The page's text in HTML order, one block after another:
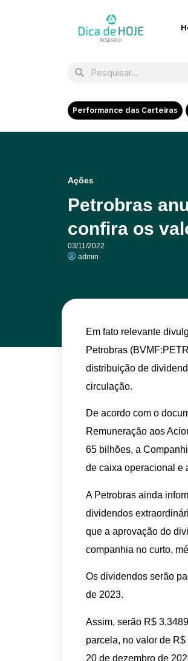
Performance das Carteiras
Ações
Petrobras
confira os
03/11/2022
admin
Em fato relevante
Petrobras
distribuição de
circulação.
De acordo com o
Remuneração aos
65 bilhões, a
de caixa operacional e
A Petrobras ainda
dividendos
que a aprovação do
companhia no curto,
Os dividendos serão
de 2023.
Assim, serão R$
parcela, no valor de
20 de dezembro de